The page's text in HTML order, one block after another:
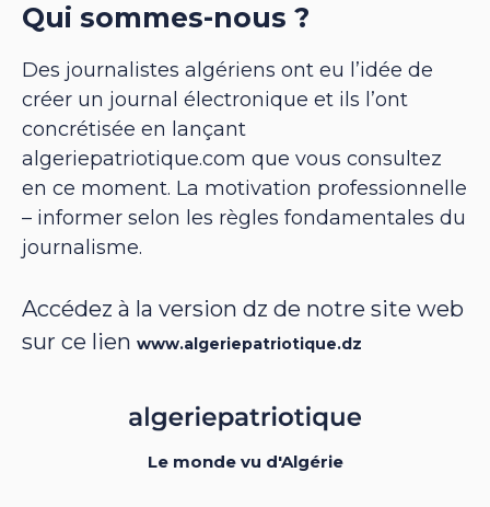
Qui sommes-nous ?
Des journalistes algériens ont eu l’idée de
créer un journal électronique et ils l’ont
concrétisée en lançant
algeriepatriotique.com que vous consultez
en ce moment. La motivation professionnelle
– informer selon les règles fondamentales du
journalisme.
Accédez à la version dz de notre site web
sur ce lien www.algeriepatriotique.dz
Le monde vu d'Algérie